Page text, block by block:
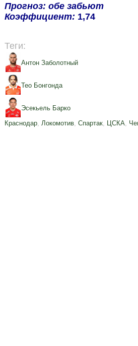
Прогноз: обе забьют
Коэффициент: 1,74
Теги:
Антон Заболотный
Тео Бонгонда
Эсекьель Барко
Краснодар,Локомотив,Спартак, ЦСКА,